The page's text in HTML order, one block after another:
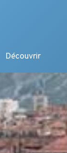
Découvrir